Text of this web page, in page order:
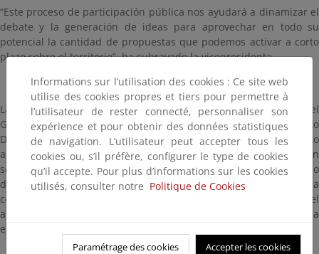
“Este proceso de participación pública nos ayudará a dinamizar el
debate y la generación de ideas para aprovechar en todo su
potencial la cantidad de propuestas que podemos activar a corto
plazo sobre el territorio”, ha subrayado la vicepresidenta.
La vicepresidenta ha reiterado además el firme compromiso del
Gobierno de aprobar la Estrategia Nacional frente al Reto
Demográfico en Conferencia de Presidentes para sentar cuanto
antes las bases de un proyecto país que garantice la cohesión
social y territorial, la igualdad de oportunidades y el libre ejercicio
de derechos en todo el territorio. Todo ello a través de la
coordinación de todas las Administraciones Públicas, el
aprovechamiento sostenible de los recursos endógenos y la
estrecha colaboración público-privada.
Informations sur l’utilisation des cookies : Ce site web
utilise des cookies propres et tiers pour permettre à
l’utilisateur de rester connecté, personnaliser son
expérience et pour obtenir des données statistiques
de navigation. L’utilisateur peut accepter tous les
cookies ou, s’il préfère, configurer le type de cookies
qu’il accepte. Pour plus d’informations sur les cookies
utilisés, consulter notre Politique de Cookies
Paramétrage des cookies Accepter les cookies